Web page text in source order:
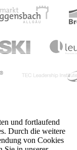
und fortlaufend
Durch die weitere
von Cookies